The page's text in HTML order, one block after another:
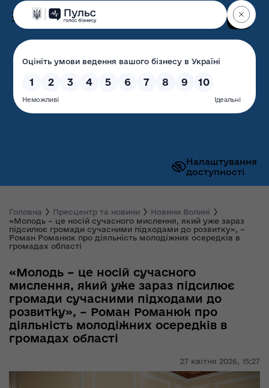
Налаштування
доступності
Волинська обласна
державна адміністрація
Головна Пресцентр та новини
Новини Волині
«Молодь – це носій сучасного мислення, який уже зараз
підсилює громади сучасними підходами до розвитку», –
Роман Романюк про діяльність молодіжних осередків в
громадах області
27 квітня 2026, 15:27
«Молодь – це носій сучасного
мислення, який уже зараз підсилює
громади сучасними підходами до
розвитку», – Роман Романюк про
діяльність молодіжних осередків в
громадах області